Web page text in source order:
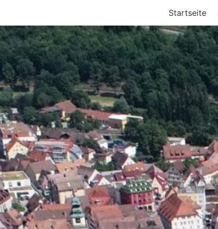
Startseite